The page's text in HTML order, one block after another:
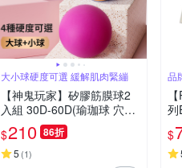
大小球硬度可選 緩解肌肉緊繃
【神鬼玩家】矽膠筋膜球2
入組 30D-60D(瑜珈球 穴位
按摩球 肩頸按摩 筋膜按摩)
$210 86折
5 (1)
品
列
$